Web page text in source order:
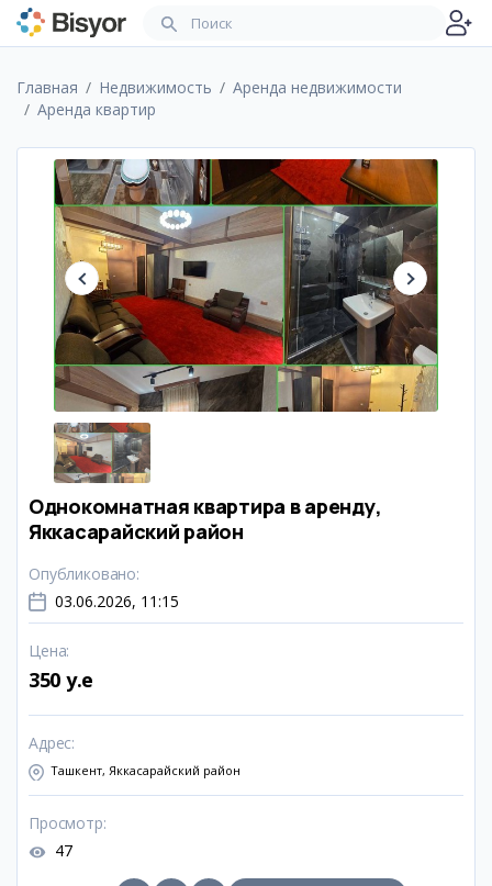
Главная Недвижимость
Аренда недвижимости
Аренда квартир
Однокомнатная квартира в аренду,
Яккасарайский район
Опубликовано:
03.06.2026, 11:15
Цена:
350 y.e
Адрес:
Ташкент, Яккасарайский район
Просмотр:
47